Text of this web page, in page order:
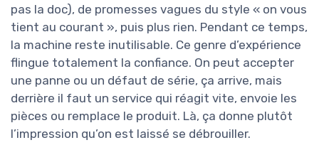
pas la doc), de promesses vagues du style « on vous
tient au courant », puis plus rien. Pendant ce temps,
la machine reste inutilisable. Ce genre d’expérience
flingue totalement la confiance. On peut accepter
une panne ou un défaut de série, ça arrive, mais
derrière il faut un service qui réagit vite, envoie les
pièces ou remplace le produit. Là, ça donne plutôt
l’impression qu’on est laissé se débrouiller.